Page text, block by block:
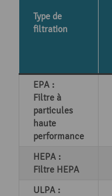
Type de
filtration
EPA :
Filtre à
particules
haute
performance
HEPA :
Filtre HEPA
ULPA :